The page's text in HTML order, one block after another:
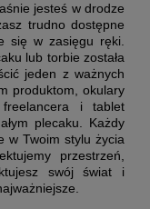
jesteś w drodze
trudno dostępne
się w zasięgu ręki.
lub torbie została
jeden z ważnych
produktom, okulary
freelancera i tablet
plecaku. Każdy
w Twoim stylu życia
przestrzeń,
swój świat i